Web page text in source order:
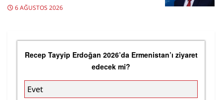
6 AĞUSTOS 2026
Recep Tayyip Erdoğan 2026’da Ermenistan’ı ziyaret
edecek mi?
Evet